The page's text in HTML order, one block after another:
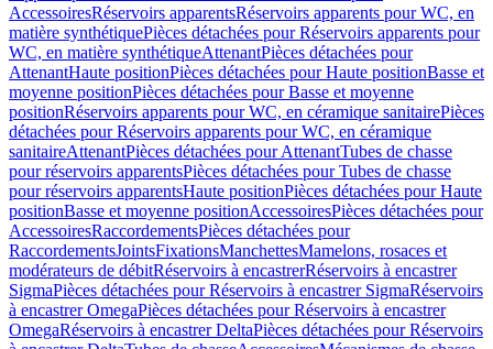
AccessoiresRéservoirs apparentsRéservoirs apparents pour WC, en
matière synthétiquePièces détachées pour Réservoirs apparents pour
WC, en matière synthétiqueAttenantPièces détachées pour
AttenantHaute positionPièces détachées pour Haute positionBasse et
moyenne positionPièces détachées pour Basse et moyenne
positionRéservoirs apparents pour WC, en céramique sanitairePièces
détachées pour Réservoirs apparents pour WC, en céramique
sanitaireAttenantPièces détachées pour AttenantTubes de chasse
pour réservoirs apparentsPièces détachées pour Tubes de chasse
pour réservoirs apparentsHaute positionPièces détachées pour Haute
positionBasse et moyenne positionAccessoiresPièces détachées pour
AccessoiresRaccordementsPièces détachées pour
RaccordementsJointsFixationsManchettesMamelons, rosaces et
modérateurs de débitRéservoirs à encastrerRéservoirs à encastrer
SigmaPièces détachées pour Réservoirs à encastrer SigmaRéservoirs
à encastrer OmegaPièces détachées pour Réservoirs à encastrer
OmegaRéservoirs à encastrer DeltaPièces détachées pour Réservoirs